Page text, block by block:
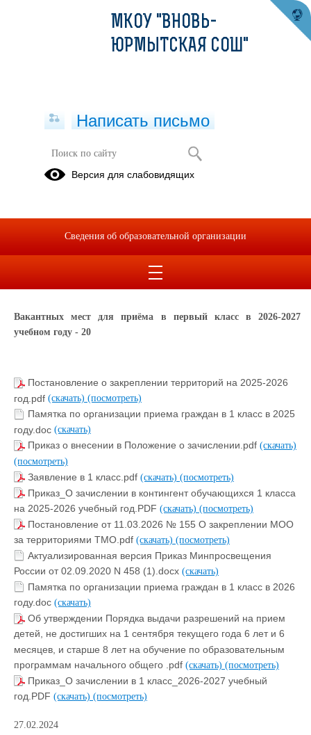
Прием первоклассников в школу
лиц без
гражданства
Вакантных мест для приёма в первый класс в 2026-2027
учебном году - 20
Постановление о закреплении территорий на 2025-2026
год.pdf (скачать) (посмотреть)
Памятка по организации приема граждан в 1 класс в 2025
году.doc (скачать)
Приказ о внесении в Положение о зачислении.pdf (скачать)
(посмотреть)
Заявление в 1 класс.pdf (скачать) (посмотреть)
Приказ_О зачислении в контингент обучающихся 1 класса
на 2025-2026 учебный год.PDF (скачать) (посмотреть)
Постановление от 11.03.2026 № 155 О закреплении МОО
за территориями ТМО.pdf (скачать) (посмотреть)
Актуализированная версия Приказ Минпросвещения
России от 02.09.2020 N 458 (1).docx (скачать)
Памятка по организации приема граждан в 1 класс в 2026
году.doc (скачать)
Об утверждении Порядка выдачи разрешений на прием
детей, не достигших на 1 сентября текущего года 6 лет и 6
месяцев, и старше 8 лет на обучение по образовательным
программам начального общего .pdf (скачать) (посмотреть)
Приказ_О зачислении в 1 класс_2026-2027 учебный
год.PDF (скачать) (посмотреть)
27.02.2024
МКОУ "ВНОВЬ-
ЮРМЫТСКАЯ СОШ"
Написать письмо
Версия для слабовидящих
Сведения об образовательной организации